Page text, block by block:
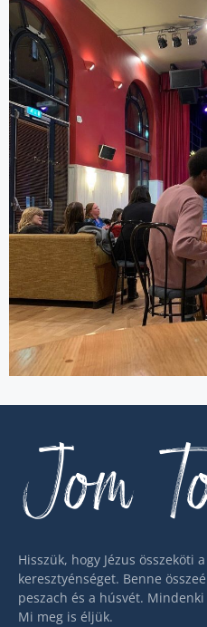
Jom
Hisszük, hogy Jézus összeköti
keresztyénséget. Benne
peszach és a húsvét.
Mi meg is éljük.